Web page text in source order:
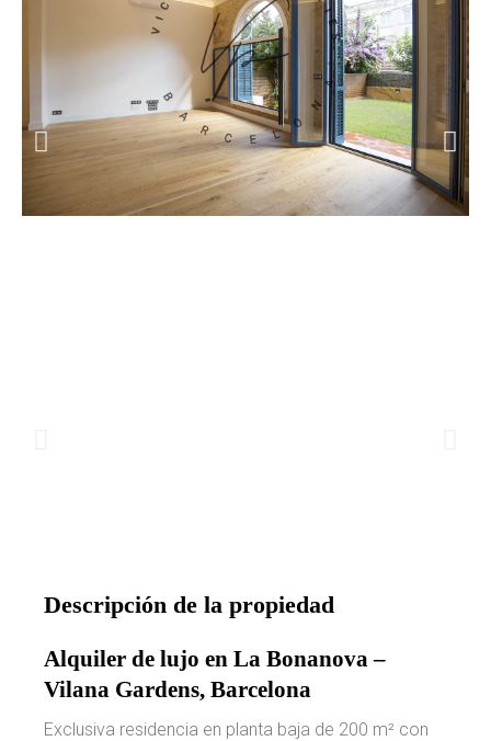
Descripción de la propiedad
Alquiler de lujo en La Bonanova –
Vilana Gardens, Barcelona
Exclusiva residencia en planta baja de 200 m² con